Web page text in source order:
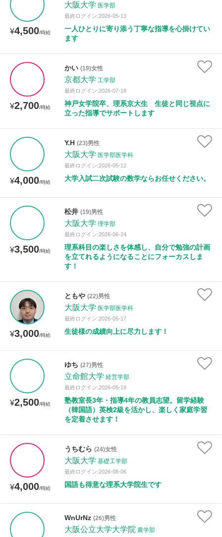
¥4,500/時給
大阪大学 医学部
最終ログイン:2026-05-13
一人ひとりに寄り添う丁寧な指導を心掛けてい
ます
¥2,700/時給
かい (19)女性
京都大学 工学部
最終ログイン:2026-07-18
神戸女学院卒、理系京大生 生徒と同じ視点に
立った指導でサポートします
¥4,000/時給
Y.H (23)男性
大阪大学 医学部医学科
最終ログイン:2026-05-12
大学入試二次試験の数学ならお任せください。
¥3,500/時給
松井 (19)男性
大阪大学 理学部
最終ログイン:2026-06-24
理系科目の楽しさを体感し、自分で勉強の計画
を立てれるようになることにフォーカスしま
す！
¥3,000/時給
ともや (22)男性
大阪大学 医学部医学科
最終ログイン:2026-05-17
生徒様の成績向上に尽力します！
¥2,500/時給
ゆち (27)男性
立命館大学 経営学部
最終ログイン:2026-05-19
塾教室長3年・指導4年の教員志望。留学経験
（韓国語）英検2級を活かし、楽しく家庭学習
を定着させます！
¥4,000/時給
うちむら (24)女性
大阪大学 基礎工学部
最終ログイン:2026-08-06
国語も得意な理系大学院生です
WnUrNz (26)男性
大阪公立大学大学院 農学部
距離：15km以内
年齢：18-101歳
性別